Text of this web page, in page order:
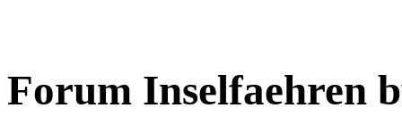
Forum Inselfaehren